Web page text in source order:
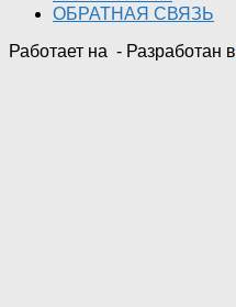
ОБРАТНАЯ СВЯЗЬ
Работает на - Разработан в